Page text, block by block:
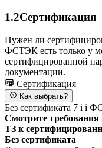
1.2Сертификация
Нужен ли
ФСТЭК есть только у
сертифицированной
документации.
Сертификация
Как выбрать?
Без сертификата 7 i i
Смотрите
ТЗ к
Без сертификата